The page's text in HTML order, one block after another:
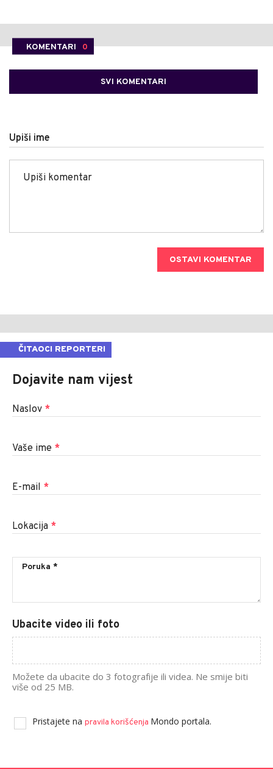
KOMENTARI 0
SVI KOMENTARI
Upiši ime
OSTAVI KOMENTAR
ČITAOCI REPORTERI
Dojavite nam vijest
Naslov *
Vaše ime *
E-mail *
Lokacija *
Ubacite video ili foto
Možete da ubacite do 3 fotografije ili videa. Ne smije biti
više od 25 MB.
Pristajete na pravila korišćenja Mondo portala.